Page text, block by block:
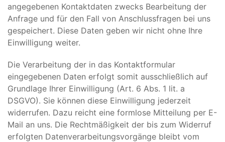
angegebenen Kontaktdaten zwecks Bearbeitung der
Anfrage und für den Fall von Anschlussfragen bei uns
gespeichert. Diese Daten geben wir nicht ohne Ihre
Einwilligung weiter.
Die Verarbeitung der in das Kontaktformular
eingegebenen Daten erfolgt somit ausschließlich auf
Grundlage Ihrer Einwilligung (Art. 6 Abs. 1 lit. a
DSGVO). Sie können diese Einwilligung jederzeit
widerrufen. Dazu reicht eine formlose Mitteilung per E-
Mail an uns. Die Rechtmäßigkeit der bis zum Widerruf
erfolgten Datenverarbeitungsvorgänge bleibt vom